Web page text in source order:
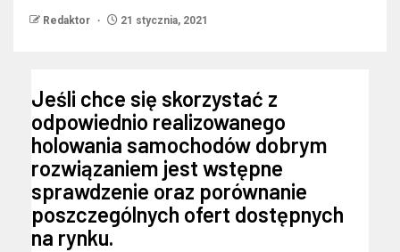
Redaktor 21 stycznia, 2021
Jeśli chce się skorzystać z
odpowiednio realizowanego
holowania samochodów dobrym
rozwiązaniem jest wstępne
sprawdzenie oraz porównanie
poszczególnych ofert dostępnych
na rynku.